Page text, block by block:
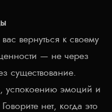
вернуться к своему
ценности — не через
существование.
успокоению эмоций и
нет, когда это